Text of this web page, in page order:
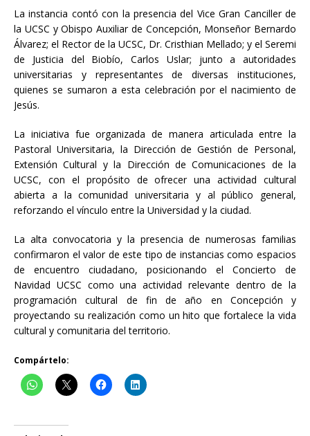
La instancia contó con la presencia del Vice Gran Canciller de
la UCSC y Obispo Auxiliar de Concepción, Monseñor Bernardo
Álvarez; el Rector de la UCSC, Dr. Cristhian Mellado; y el Seremi
de Justicia del Biobío, Carlos Uslar; junto a autoridades
universitarias y representantes de diversas instituciones,
quienes se sumaron a esta celebración por el nacimiento de
Jesús.
La iniciativa fue organizada de manera articulada entre la
Pastoral Universitaria, la Dirección de Gestión de Personal,
Extensión Cultural y la Dirección de Comunicaciones de la
UCSC, con el propósito de ofrecer una actividad cultural
abierta a la comunidad universitaria y al público general,
reforzando el vínculo entre la Universidad y la ciudad.
La alta convocatoria y la presencia de numerosas familias
confirmaron el valor de este tipo de instancias como espacios
de encuentro ciudadano, posicionando el Concierto de
Navidad UCSC como una actividad relevante dentro de la
programación cultural de fin de año en Concepción y
proyectando su realización como un hito que fortalece la vida
cultural y comunitaria del territorio.
Compártelo: